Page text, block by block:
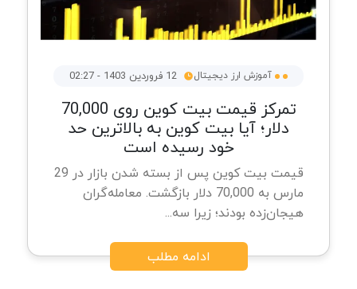
آموزش ارز دیجیتال
تمرکز قیمت بیت کوین روی 70,000
دلار؛ آیا بیت کوین به بالاترین حد
خود رسیده است
قیمت بیت کوین پس از بسته شدن بازار در 29
مارس به 70,000 دلار بازگشت. معامله‌گران
هیجان‌زده بودند؛ زیرا سه...
ادامه مطلب